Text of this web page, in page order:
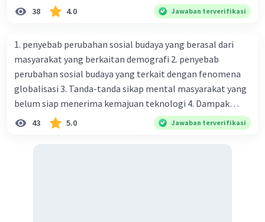
Iklan
Mengapa dalam masyarakat yang memiliki keberagaman
bahasa, dan budaya. Berdasarkan pernyataan tersebut,
apa yang dapat kalian lakukan untuk menjaga
keberagaman supaya terhindar dari konflik?
38 4.0 Jawaban terverifikasi
1. penyebab perubahan sosial budaya yang berasal dari
masyarakat yang berkaitan demografi 2. penyebab
perubahan sosial budaya yang terkait dengan fenomena
globalisasi 3. Tanda-tanda sikap mental masyarakat yang
belum siap menerima kemajuan teknologi 4. Dampak
modernisasi dalam kehidupan sosial masyarakat 5.
Kegiatan manusia di bidang ekonomi yang menunjukkan
43 5.0 Jawaban terverifikasi